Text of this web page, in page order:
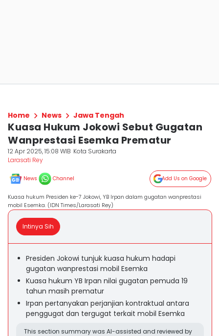
Home News Jawa Tengah
Kuasa Hukum Jokowi Sebut Gugatan
Wanprestasi Esemka Prematur
12 Apr 2025, 15:08 WIB Kota Surakarta
Larasati Rey
News Channel Add Us on Google
Kuasa hukum Presiden ke-7 Jokowi, YB Irpan dalam gugatan wanprestasi
mobil Esemka. (IDN Times/Larasati Rey)
Intinya Sih
Presiden Jokowi tunjuk kuasa hukum hadapi
gugatan wanprestasi mobil Esemka
Kuasa hukum YB Irpan nilai gugatan pemuda 19
tahun masih prematur
Irpan pertanyakan perjanjian kontraktual antara
penggugat dan tergugat terkait mobil Esemka
This section summary was AI-assisted and reviewed by